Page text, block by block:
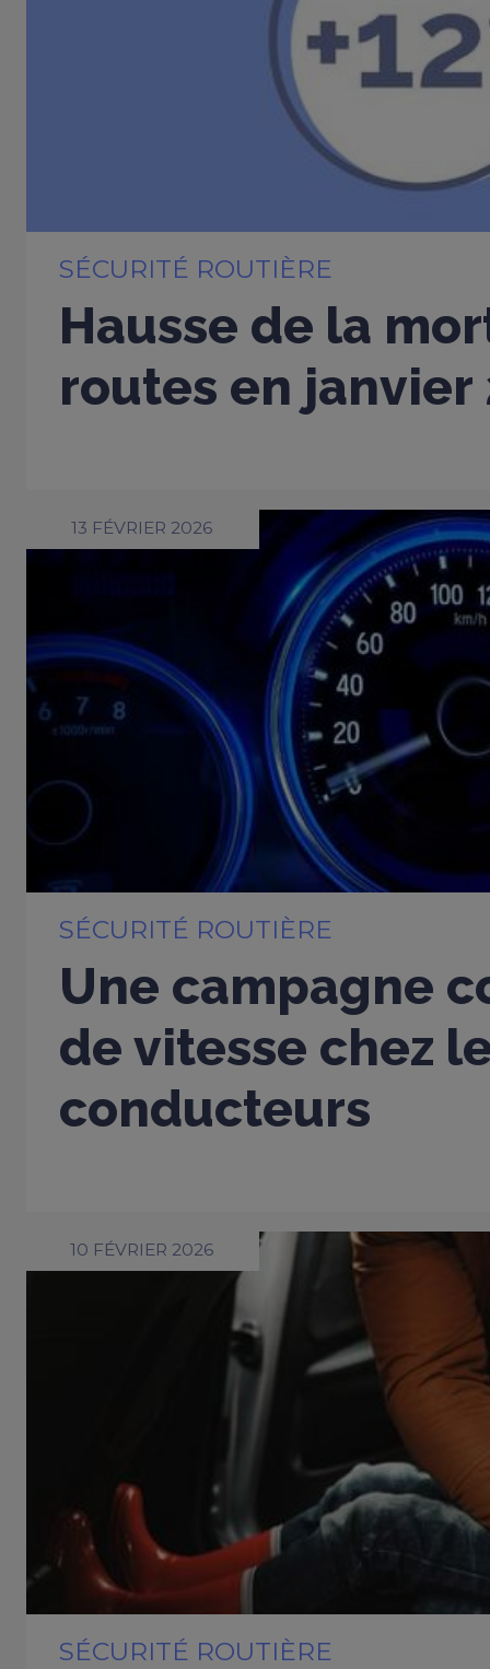
SÉCURITÉ ROUTIÈRE
Hausse de la
routes en janvier
13 FÉVRIER 2026
SÉCURITÉ ROUTIÈRE
Une campagne
de vitesse chez
conducteurs
10 FÉVRIER 2026
SÉCURITÉ ROUTIÈRE